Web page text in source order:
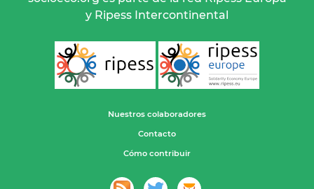
y Ripess Intercontinental
Nuestros colaboradores
Contacto
Cómo contribuir